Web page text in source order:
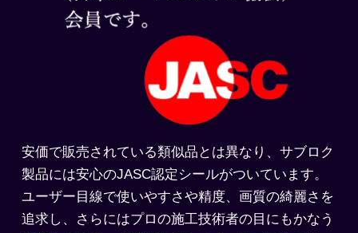
安価で販売されている類似品とは異なり、サブロク
製品には安心のJASC認定シールがついています。
ユーザー目線で使いやすさや精度、画質の綺麗さを
追求し、さらにはプロの施工技術者の目にもかなう